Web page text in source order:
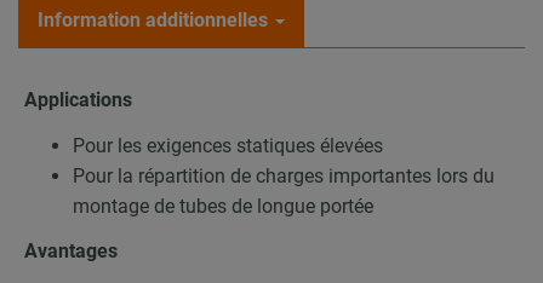
Information additionnelles
Applications
Pour les exigences statiques élevées
Pour la répartition de charges importantes lors du
montage de tubes de longue portée
Avantages